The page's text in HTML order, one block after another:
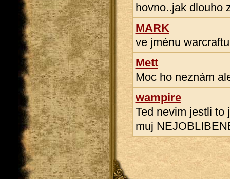
hovno..jak dlouho
MARK
ve jménu warcraftu
Mett
Moc ho neznám
wampire
Ted nevim jestli to
muj